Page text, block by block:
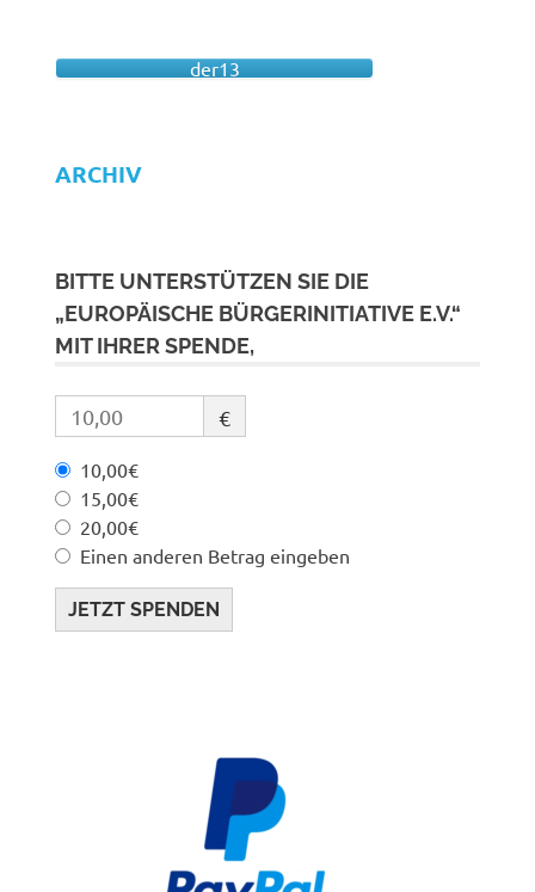
der13
ARCHIV
BITTE UNTERSTÜTZEN SIE DIE
„EUROPÄISCHE BÜRGERINITIATIVE E.V.“
MIT IHRER SPENDE,
€
10,00€
15,00€
20,00€
Einen anderen Betrag eingeben
JETZT SPENDEN